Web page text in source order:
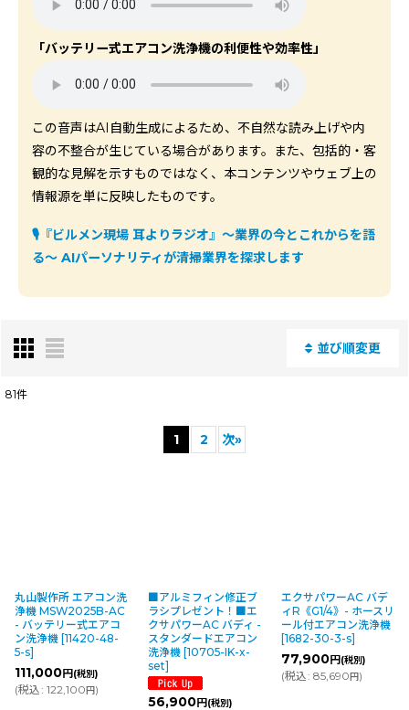
「バッテリー式エアコン洗浄機の利便性や効率性」
この音声はAI自動生成によるため、不自然な読み上げや内
容の不整合が生じている場合があります。また、包括的・客
観的な見解を示すものではなく、本コンテンツやウェブ上の
情報源を単に反映したものです。
🎙️ 『ビルメン現場 耳よりラジオ』〜業界の今とこれからを語
る〜 AIパーソナリティが清掃業界を探求します
並び順変更
81件
1 2 次»
丸山製作所 エアコン洗
浄機 MSW2025B-AC
- バッテリー式エアコ
ン洗浄機 [11420-48-
5-s]
111,000円(税別)
(税込: 122,100円)
■アルミフィン修正ブ
ラシプレゼント！■エ
クサパワーAC バディ -
スタンダードエアコン
洗浄機 [10705-IK-x-
set]
56,900円 (税別)
エクサパワーAC バデ
ィR《G1/4》- ホースリ
ール付エアコン洗浄機
[1682-30-3-s]
77,900円(税別)
(税込: 85,690円)